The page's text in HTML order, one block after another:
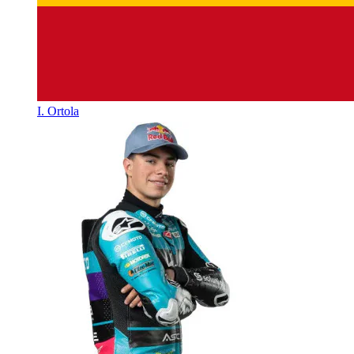
I. Ortola